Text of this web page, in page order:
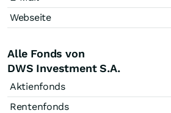
Webseite
Alle Fonds von
DWS Investment S.A.
Aktienfonds
Rentenfonds